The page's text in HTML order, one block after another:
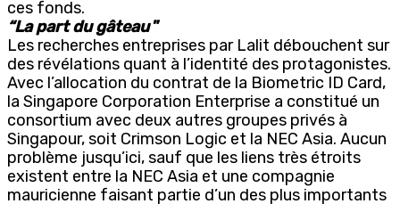
ces fonds.
“La part du gâteau”
Les recherches entreprises par Lalit débouchent sur
des révélations quant à l’identité des protagonistes.
Avec l’allocation du contrat de la Biometric ID Card,
la Singapore Corporation Enterprise a constitué un
consortium avec deux autres groupes privés à
Singapour, soit Crimson Logic et la NEC Asia. Aucun
problème jusqu’ici, sauf que les liens très étroits
existent entre la NEC Asia et une compagnie
mauricienne faisant partie d’un des plus importants